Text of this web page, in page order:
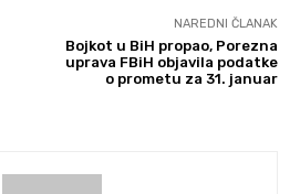
NAREDNI ČLANAK
Bojkot u BiH propao, Porezna
uprava FBiH objavila podatke
o prometu za 31. januar